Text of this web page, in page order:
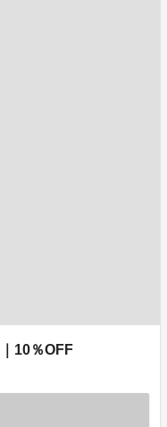
10％OFF